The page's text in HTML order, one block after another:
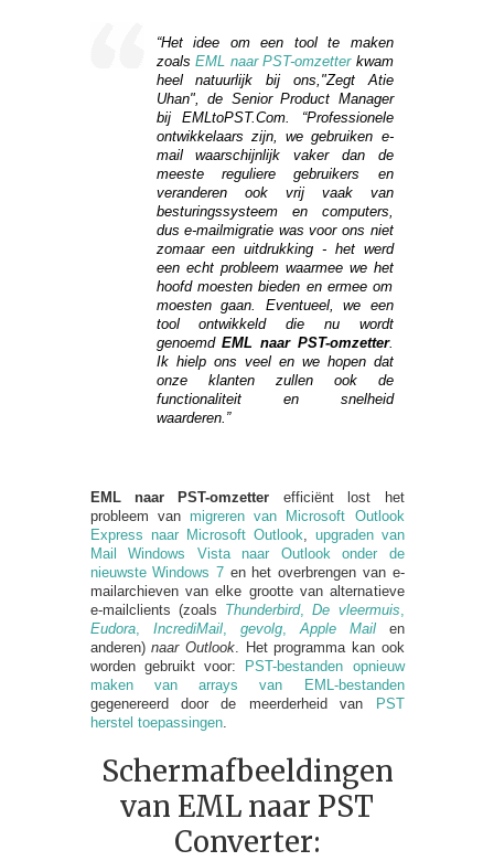
“Het idee om een ​​tool te maken
zoals EML naar PST-omzetterkwam
heel natuurlijk bij ons,"Zegt Atie
Uhan", de Senior Product Manager
bij EMLtoPST.Com. “Professionele
ontwikkelaars zijn, we gebruiken e-
mail waarschijnlijk vaker dan de
meeste reguliere gebruikers en
veranderen ook vrij vaak van
besturingssysteem en computers,
dus e-mailmigratie was voor ons niet
zomaar een uitdrukking - het werd
een echt probleem waarmee we het
hoofd moesten bieden en ermee om
moesten gaan. Eventueel, we een
tool ontwikkeld die nu wordt
genoemdEML naar PST-omzetter.
Ik hielp ons veel en we hopen dat
onze klanten zullen ook de
functionaliteit en snelheid
waarderen.”
EML naar PST-omzetter efficiënt lost het
probleem van migreren van Microsoft Outlook
Express naar Microsoft Outlook
upgraden van
Mail Windows Vista naar Outlook onder de
nieuwste Windows 7en het overbrengen van e-
mailarchieven van elke grootte van alternatieve
e-mailclients (zoals Thunderbird,De vleermuis
Eudora, IncrediMail, gevolg, Apple Mailen
anderen)naar Outlook. Het programma kan ook
worden gebruikt voor: PST-bestanden opnieuw
maken van arrays van EML-bestanden
gegenereerd door de meerderheid van PST
herstel toepassingen.
Schermafbeeldingen
van EML naar PST
Converter: